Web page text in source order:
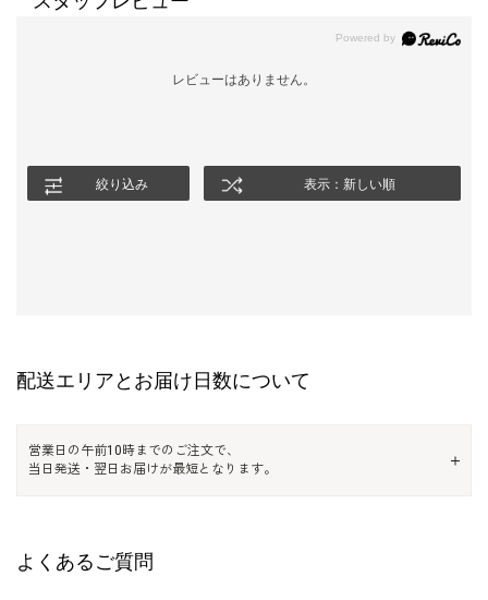
レビューはありません。
絞り込み 表示：新しい順
配送エリアとお届け日数について
営業日の午前10時までのご注文で、
当日発送・翌日お届けが最短となります。
よくあるご質問